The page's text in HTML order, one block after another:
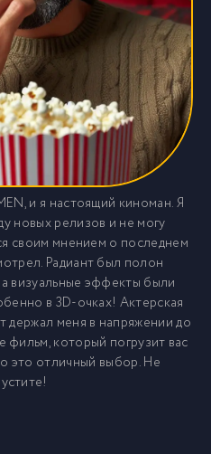
и я настоящий киноман. Я
новых релизов и не могу
своим мнением о последнем
Радиант был полон
визуальные эффекты были
в 3D-очках! Актерская
держал меня в напряжении до
фильм, который погрузит вас
это отличный выбор. Не